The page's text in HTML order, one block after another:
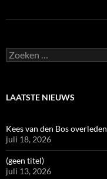
Zoeken
naar:
LAATSTE NIEUWS
Kees van den Bos overleden
juli 18, 2026
(geen titel)
juli 13, 2026